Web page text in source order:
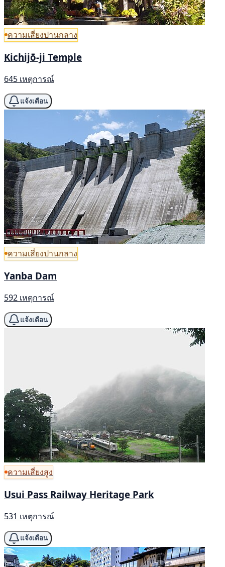
ความเสี่ยงปานกลาง
Kichijō-ji Temple
645 เหตุการณ์
แจ้งเตือน
ความเสี่ยงปานกลาง
Yanba Dam
592 เหตุการณ์
แจ้งเตือน
ความเสี่ยงสูง
Usui Pass Railway Heritage Park
531 เหตุการณ์
แจ้งเตือน